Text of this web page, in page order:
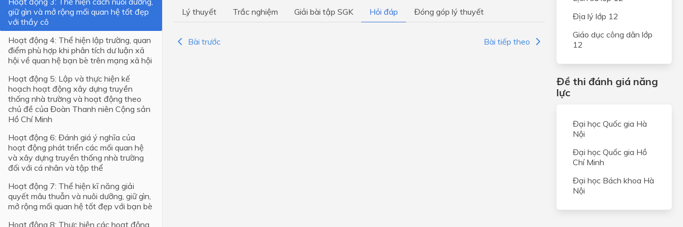
Lớp 4
Lớp 3
Lớp 2
Lớp 1
Chủ đề 7: Bảo vệ thế giới tự
giữ gìn và mở rộng mối quan hệ tốt đẹp
với thầy cô
Hoạt động 4: Thể hiện lập trường, quan
điểm phù hợp khi phân tích dư luận xã
hội về quan hệ bạn bè trên mạng xã hội
Hoạt động 5: Lập và thực hiện kế
hoạch hoạt động xây dựng truyền
thống nhà trường và hoạt động theo
chủ đề của Đoàn Thanh niên Cộng sản
Hồ Chí Minh
Hoạt động 6: Đánh giá ý nghĩa của
hoạt động phát triển các mối quan hệ
và xây dựng truyền thống nhà trường
đối với cá nhân và tập thể
Hoạt động 7: Thể hiện kĩ năng giải
quyết mâu thuẫn và nuôi dưỡng, giữ gìn,
mở rộng mối quan hệ tốt đẹp với bạn bè
Hoạt động 8: Thực hiện các hoạt động
Lý thuyết Trắc nghiệm Giải bài tập SGK Hỏi đáp Đóng góp lý thuyết
Bài trước Bài tiếp theo
Địa lý lớp 12
Giáo dục công dân lớp
12
Đề thi đánh giá năng
lực
Đại học Quốc gia Hà
Nội
Đại học Quốc gia Hồ
Chí Minh
Đại học Bách khoa Hà
Nội